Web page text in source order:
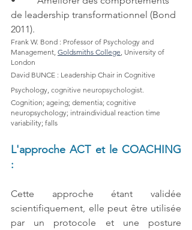
de leadership transformationnel (Bond
2011).
Frank W. Bond : Professor of Psychology and
Management, Goldsmiths College , University of
London
David BUNCE : Leadership Chair in Cognitive
Psychology, cognitive neuropsychologist.
Cognition; ageing; dementia; cognitive
neuropsychology; intraindividual reaction time
variability; falls
L'approche ACT et le COACHING
:
Cette approche étant validée
scientifiquement, elle peut être utilisée
par un protocole et une posture